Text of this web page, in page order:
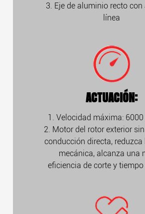
3. Eje de aluminio recto con
línea
ACTUACIÓN:
1. Velocidad máxima:
2. Motor del rotor exterior
conducción directa, reduzca
mecánica, alcanza una
eficiencia de corte y tiempo